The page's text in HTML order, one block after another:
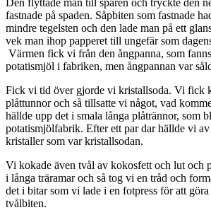
fastnade på spaden. Såpbiten som fastnade
mindre tegelsten och den lade man på ett
vek man ihop papperet till ungefär som
Värmen fick vi från den ångpanna, som
potatismjöl i fabriken, men ångpannan var
Fick vi tid över gjorde vi kristallsoda. Vi fick
plåttunnor och så tillsatte vi något, vad
hällde upp det i smala långa plåtrännor, som
potatismjölfabrik. Efter ett par dar hällde vi
kristaller som var kristallsodan.
Vi kokade även tvål av kokosfett och lut och
i långa träramar och så tog vi en tråd och
det i bitar som vi lade i en fotpress för att
tvålbiten.